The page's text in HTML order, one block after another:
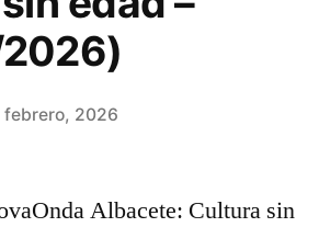
febrero, 2026
Albacete: Cultura sin